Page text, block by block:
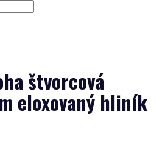
štvorcová
eloxovaný hliník